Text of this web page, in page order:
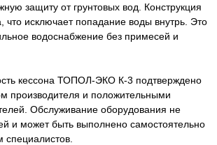
защиту от грунтовых вод. Конструкция
что исключает попадание воды внутрь. Это
водоснабжение без примесей и
кессона ТОПОЛ-ЭКО К-3 подтверждено
производителя и положительными
Обслуживание оборудования не
и может быть выполнено самостоятельно